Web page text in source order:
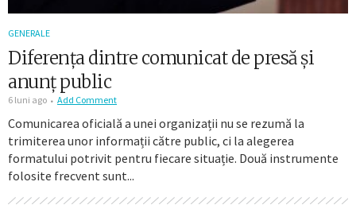
GENERALE
Diferența dintre comunicat de presă și
anunț public
6 luni ago Add Comment
Comunicarea oficială a unei organizații nu se rezumă la
trimiterea unor informații către public, ci la alegerea
formatului potrivit pentru fiecare situație. Două instrumente
folosite frecvent sunt...